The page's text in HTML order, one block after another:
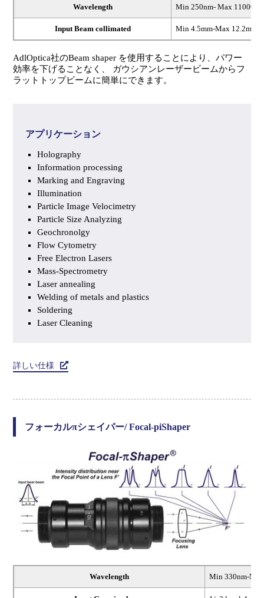
Wavelength Min 250nm- Max
Input Beam collimated Min 4.5mm-Max 12.2mm
AdlOptica社のBeam shaper を使用することにより、パワー
効率を下げることなく、 ガウシアンレーザービームからフ
ラットトップビームに簡単にできます。
アプリケーション
Holography
Information processing
Marking and Engraving
Illumination
Particle Image Velocimetry
Particle Size Analyzing
Geochronolgy
Flow Cytometry
Free Electron Lasers
Mass-Spectrometry
Laser annealing
Welding of metals and plastics
Soldering
Laser Cleaning
詳しい仕様
フォーカルπシェイパー/ Focal-piShaper
Wavelength Min 330nm-